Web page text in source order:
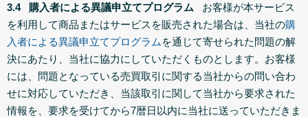
3.4 購入者による異議申立てプログラム お客様が本サービス
を利用して商品またはサービスを販売された場合は、当社の購
入者による異議申立てプログラム を通じて寄せられた問題の解
決にあたり、当社に協力にしていただくものとします。お客様
には、問題となっている売買取引に関する当社からの問い合わ
せに対応していただき、当該取引に関して当社から要求された
情報を、要求を受けてから7暦日以内に当社に送っていただきま